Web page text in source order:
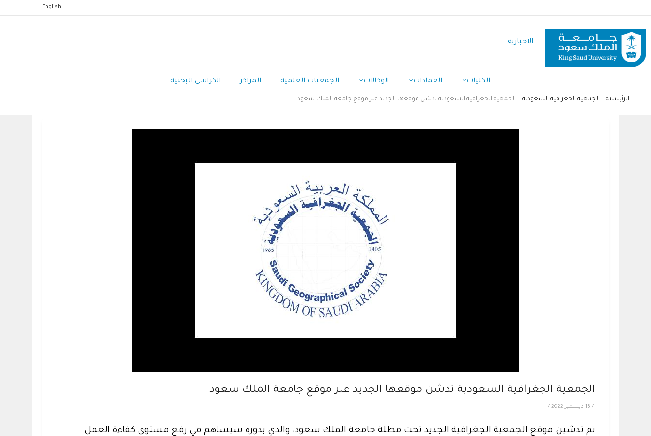
المحتوى
الرئيسي
English
الاخبارية
Navigation
الكليات العمادات الوكالات الجمعيات العلمية المراكز الكراسي البحثية
الرئيسية الجمعية الجغرافية السعودية الجمعية الجغرافية السعودية تدشن موقعها الجديد عبر موقع جامعة الملك سعود
الجمعية الجغرافية السعودية تدشن موقعها الجديد عبر موقع جامعة الملك سعود
/ 18 ديسمبر 2022 /
تم تدشين موقع الجمعية الجغرافية الجديد تحت مظلة جامعة الملك سعود، والذي بدوره سيساهم في رفع مستوى كفاءة العمل